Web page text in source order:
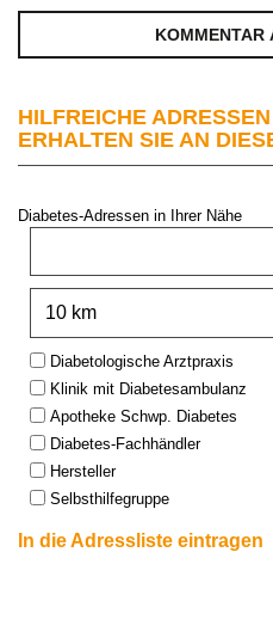
HILFREICHE
ERHALTEN SIE AN
Diabetes-Adressen in Ihrer Nähe
Type:Diabetologische Arztpraxis
Klinik mit Diabetesambulanz
Apotheke Schwp. Diabetes
Diabetes-Fachhändler
Hersteller
Selbsthilfegruppe
In die Adressliste eintragen